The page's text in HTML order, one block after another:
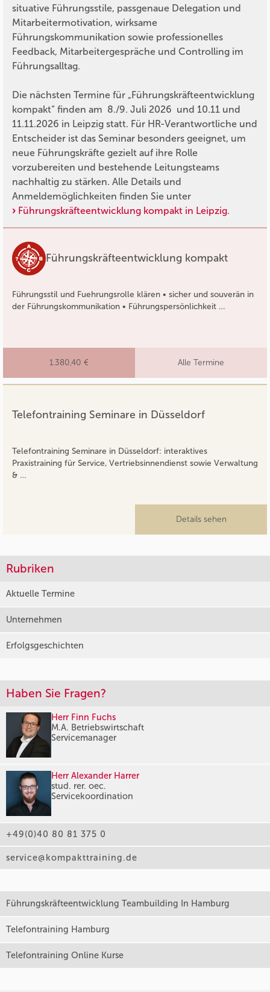
situative Führungsstile, passgenaue Delegation und
Mitarbeitermotivation, wirksame
Führungskommunikation sowie professionelles
Feedback, Mitarbeitergespräche und Controlling im
Führungsalltag.
Die nächsten Termine für „Führungskräfteentwicklung
kompakt“ finden am 8./9. Juli 2026 und 10.11 und
11.11.2026 in Leipzig statt. Für HR-Verantwortliche und
Entscheider ist das Seminar besonders geeignet, um
neue Führungskräfte gezielt auf ihre Rolle
vorzubereiten und bestehende Leitungsteams
nachhaltig zu stärken. Alle Details und
Anmeldemöglichkeiten finden Sie unter
Führungskräfteentwicklung kompakt in Leipzig.
Führungskräfteentwicklung kompakt
Führungsstil und Fuehrungsrolle klären • sicher und souverän in
der Führungskommunikation • Führungspersönlichkeit …
1.380,40 € Alle Termine
Telefontraining Seminare in Düsseldorf
Telefontraining Seminare in Düsseldorf: interaktives
Praxistraining für Service, Vertriebsinnendienst sowie Verwaltung
& …
Details sehen
Rubriken
Aktuelle Termine
Unternehmen
Erfolgsgeschichten
Haben Sie Fragen?
Herr Finn Fuchs
M.A. Betriebswirtschaft
Servicemanager
Herr Alexander Harrer
stud. rer. oec.
Servicekoordination
+49(0)40 80 81 375 0
service@kompakttraining.de
Führungskräfteentwicklung Teambuilding In Hamburg
Telefontraining Hamburg
Telefontraining Online Kurse